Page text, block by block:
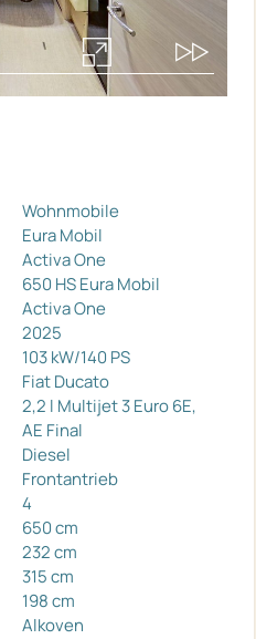
Wohnmobile
Eura Mobil
Activa One
650 HS Eura Mobil
Activa One
2025
103 kW/140 PS
Fiat Ducato
2,2 l Multijet 3 Euro 6E,
AE Final
Diesel
Frontantrieb
4
650 cm
232 cm
315 cm
198 cm
Alkoven